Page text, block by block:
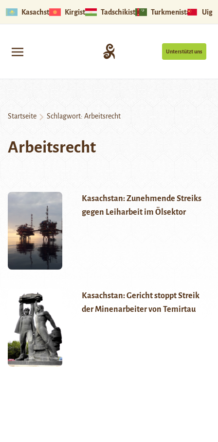
Kasachstan Kirgistan Tadschikistan Turkmenistan
Unterstützt uns
Startseite Schlagwort: Arbeitsrecht
Arbeitsrecht
Kasachstan: Zunehmende Streiks
gegen Leiharbeit im Ölsektor
Kasachstan: Gericht stoppt Streik
der Minenarbeiter von Temirtau